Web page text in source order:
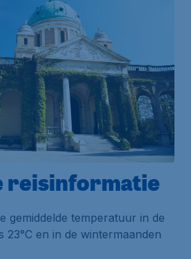
reisinformatie
gemiddelde temperatuur in de
23°C en in de wintermaanden